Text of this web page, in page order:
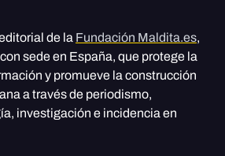
de la Fundación Maldita.es,
sede en España, que protege la
y promueve la construcción
a través de periodismo,
investigación e incidencia en